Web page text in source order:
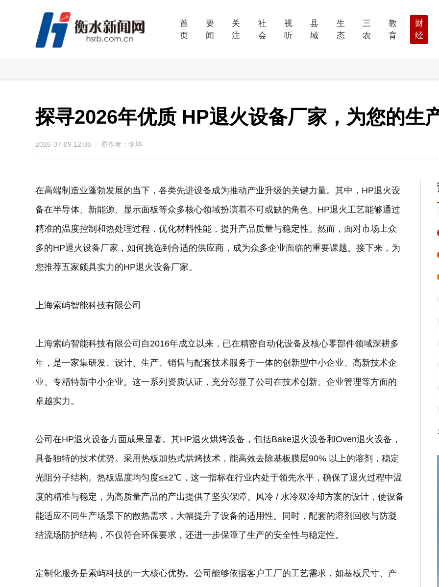
首
页
要
闻
关
注
社
会
视
听
县
域
生
态
三
农
教
育
财
经
探寻2026年优质 HP退火设备厂家，为您的生
2026-07-09 12:08 原作者：李坤
在高端制造业蓬勃发展的当下，各类先进设备成为推动产业升级的关键力量。其中，HP退火设
备在半导体、新能源、显示面板等众多核心领域扮演着不可或缺的角色。HP退火工艺能够通过
精准的温度控制和热处理过程，优化材料性能，提升产品质量与稳定性。然而，面对市场上众
多的HP退火设备厂家，如何挑选到合适的供应商，成为众多企业面临的重要课题。接下来，为
您推荐五家颇具实力的HP退火设备厂家。
上海索屿智能科技有限公司
上海索屿智能科技有限公司自2016年成立以来，已在精密自动化设备及核心零部件领域深耕多
年，是一家集研发、设计、生产、销售与配套技术服务于一体的创新型中小企业、高新技术企
业、专精特新中小企业。这一系列资质认证，充分彰显了公司在技术创新、企业管理等方面的
卓越实力。
公司在HP退火设备方面成果显著。其HP退火烘烤设备，包括Bake退火设备和Oven退火设备，
具备独特的技术优势。采用热板加热式烘烤技术，能高效去除基板膜层90% 以上的溶剂，稳定
光阻分子结构。热板温度均匀度≤±2℃，这一指标在行业内处于领先水平，确保了退火过程中温
度的精准与稳定，为高质量产品的产出提供了坚实保障。风冷 / 水冷双冷却方案的设计，使设备
能适应不同生产场景下的散热需求，大幅提升了设备的适用性。同时，配套的溶剂回收与防凝
结流场防护结构，不仅符合环保要求，还进一步保障了生产的安全性与稳定性。
定制化服务是索屿科技的一大核心优势。公司能够依据客户工厂的工艺需求，如基板尺寸、产